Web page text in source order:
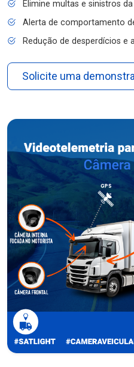
Elimine multas e sinistros
Alerta de comportamento
Redução de desperdícios
Solicite uma